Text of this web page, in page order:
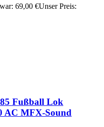
69,00 €Unser Preis:
Fußball Lok
AC MFX-Sound